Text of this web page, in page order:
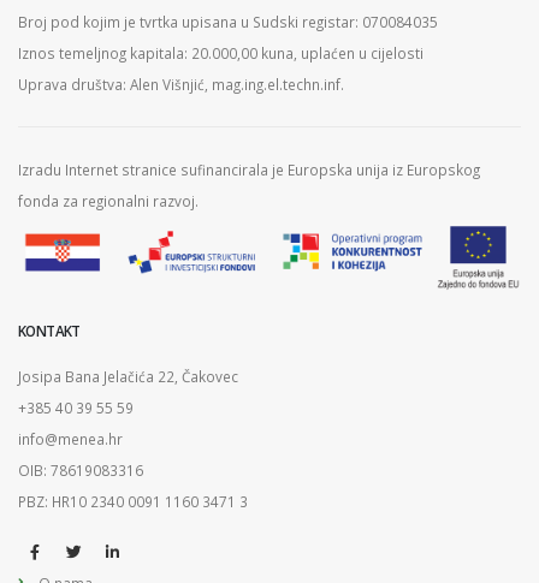
Broj pod kojim je tvrtka upisana u Sudski registar: 070084035
Iznos temeljnog kapitala: 20.000,00 kuna, uplaćen u cijelosti
Uprava društva: Alen Višnjić, mag.ing.el.techn.inf.
Izradu Internet stranice sufinancirala je Europska unija iz Europskog
fonda za regionalni razvoj.
KONTAKT
Josipa Bana Jelačića 22, Čakovec
+385 40 39 55 59
info@menea.hr
OIB: 78619083316
PBZ: HR10 2340 0091 1160 3471 3